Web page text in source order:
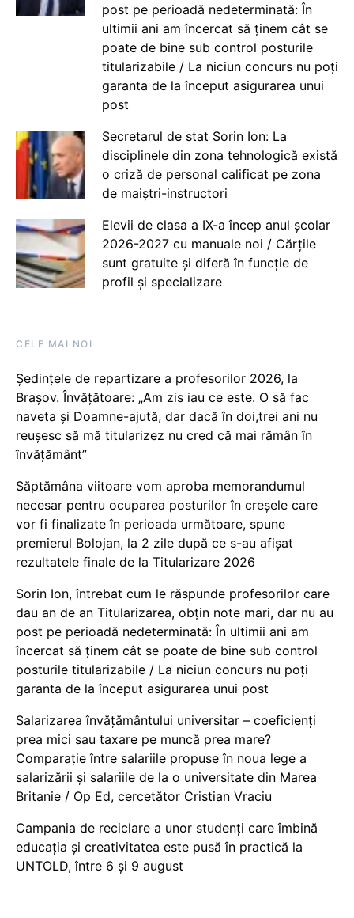
post pe perioadă nedeterminată: În
ultimii ani am încercat să ținem cât se
poate de bine sub control posturile
titularizabile / La niciun concurs nu poți
garanta de la început asigurarea unui
post
Secretarul de stat Sorin Ion: La
disciplinele din zona tehnologică există
o criză de personal calificat pe zona
de maiștri-instructori
Elevii de clasa a IX-a încep anul școlar
2026-2027 cu manuale noi / Cărțile
sunt gratuite și diferă în funcție de
profil și specializare
CELE MAI NOI
Ședințele de repartizare a profesorilor 2026, la
Brașov. Învățătoare: „Am zis iau ce este. O să fac
naveta și Doamne-ajută, dar dacă în doi,trei ani nu
reușesc să mă titularizez nu cred că mai rămân în
învățământ”
Săptămâna viitoare vom aproba memorandumul
necesar pentru ocuparea posturilor în creșele care
vor fi finalizate în perioada următoare, spune
premierul Bolojan, la 2 zile după ce s-au afișat
rezultatele finale de la Titularizare 2026
Sorin Ion, întrebat cum le răspunde profesorilor care
dau an de an Titularizarea, obțin note mari, dar nu au
post pe perioadă nedeterminată: În ultimii ani am
încercat să ținem cât se poate de bine sub control
posturile titularizabile / La niciun concurs nu poți
garanta de la început asigurarea unui post
Salarizarea învățământului universitar – coeficienți
prea mici sau taxare pe muncă prea mare?
Comparație între salariile propuse în noua lege a
salarizării și salariile de la o universitate din Marea
Britanie / Op Ed, cercetător Cristian Vraciu
Campania de reciclare a unor studenți care îmbină
educația și creativitatea este pusă în practică la
UNTOLD, între 6 și 9 august